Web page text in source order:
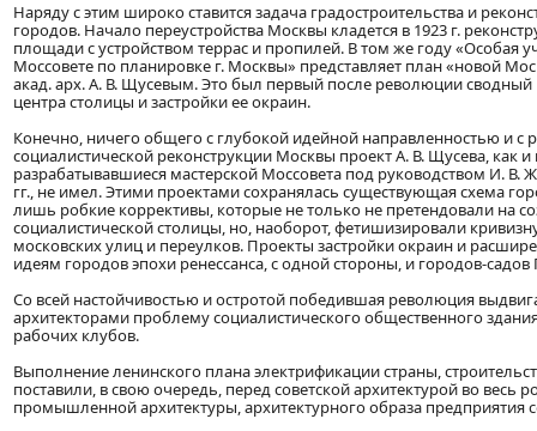
Наряду с этим широко ставится задача градостроительства и
городов. Начало переустройства Москвы кладется в 1923 г.
площади с устройством террас и пропилей. В том же году «Особая
Моссовете по планировке г. Москвы» представляет план «новой
акад. арх. А. В. Щусевым. Это был первый после революции сводный
центра столицы и застройки ее окраин.
Конечно, ничего общего с глубокой идейной направленностью и с
социалистической реконструкции Москвы проект А. В. Щусева, как и
разрабатывавшиеся мастерской Моссовета под руководством И. В.
гг., не имел. Этими проектами сохранялась существующая схема
лишь робкие коррективы, которые не только не претендовали на
социалистической столицы, но, наоборот, фетишизировали
московских улиц и переулков. Проекты застройки окраин и
идеям городов эпохи ренессанса, с одной стороны, и городов-садов
Со всей настойчивостью и остротой победившая революция
архитекторами проблему социалистического общественного
рабочих клубов.
Выполнение ленинского плана электрификации страны,
поставили, в свою очередь, перед советской архитектурой во весь
промышленной архитектуры, архитектурного образа предприятия